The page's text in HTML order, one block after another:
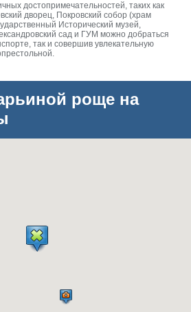
достопримечательностей, таких как
дворец, Покровский собор (храм
Исторический музей,
сад и ГУМ можно добраться
так и совершив увлекательную
роще на